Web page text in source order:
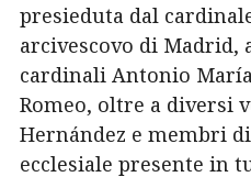
presieduta dal
arcivescovo di Madrid,
cardinali Antonio María
Romeo, oltre a diversi
Hernández e membri
ecclesiale presente in